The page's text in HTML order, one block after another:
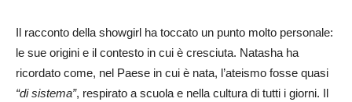
Il racconto della showgirl ha toccato un punto molto personale:
le sue origini e il contesto in cui è cresciuta. Natasha ha
ricordato come, nel Paese in cui è nata, l’ateismo fosse quasi
“di sistema”, respirato a scuola e nella cultura di tutti i giorni. Il